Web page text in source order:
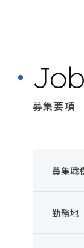
募集要項
募集職
勤務地